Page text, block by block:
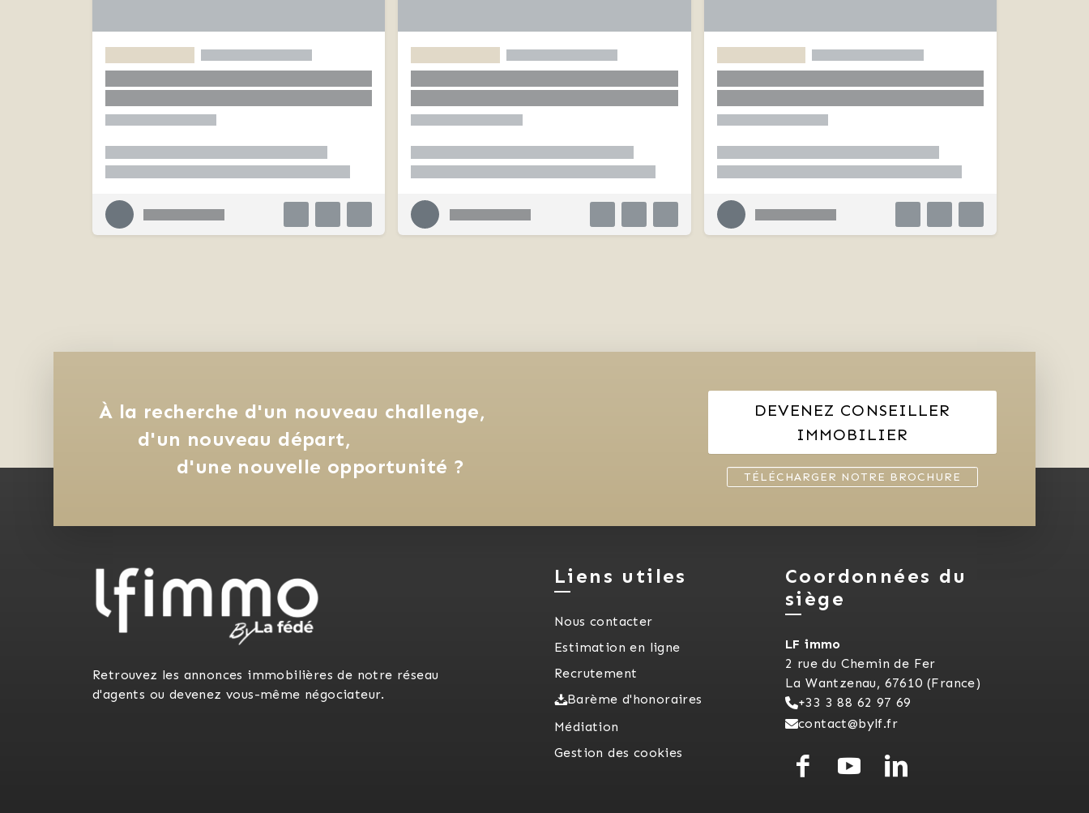
À la recherche d'un nouveau challenge,
d'un nouveau départ,
d'une nouvelle opportunité ?
DEVENEZ CONSEILLER
IMMOBILIER
TÉLÉCHARGER NOTRE BROCHURE
Retrouvez les annonces immobilières de notre réseau
d'agents ou devenez vous-même négociateur.
Liens utiles
Nous contacter
Estimation en ligne
Recrutement
Barème d'honoraires
Médiation
Gestion des cookies
Coordonnées du
siège
LF immo
2 rue du Chemin de Fer
La Wantzenau, 67610 (France)
+33 3 88 62 97 69
contact@bylf.fr